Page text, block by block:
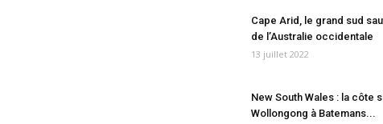
Cape Arid, le grand sud
de l’Australie occidentale
13 juillet 2022
New South Wales : la côte
Wollongong à Batemans...